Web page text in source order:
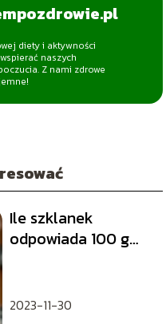
diety i aktywności
naszych
Z nami zdrowe
Ile szklanek
odpowiada 100 g
2023-11-30